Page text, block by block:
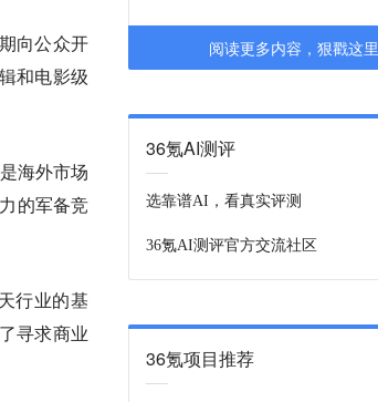
向公众开
和电影级
海外市场
的军备竞
行业的基
寻求商业
阅读更多内容，狠戳这里
36氪AI测评
选靠谱AI，看真实评测
36氪AI测评官方交流社区
36氪项目推荐